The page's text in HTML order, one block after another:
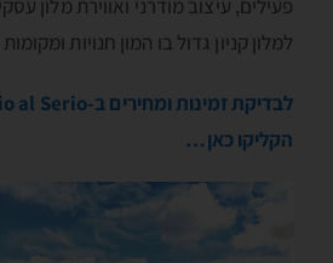
פעילים, עיצוב מודרני ואווירת מלון
למלון קניון גדול בו המון חנויות
הקליקו כאן…